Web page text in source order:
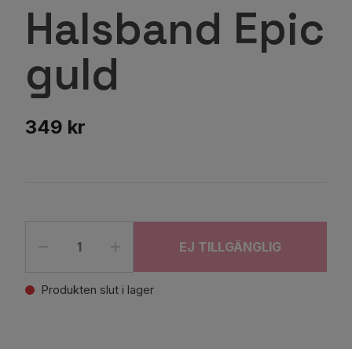
Halsband Epic
guld
349 kr
EJ TILLGÄNGLIG
Produkten slut i lager